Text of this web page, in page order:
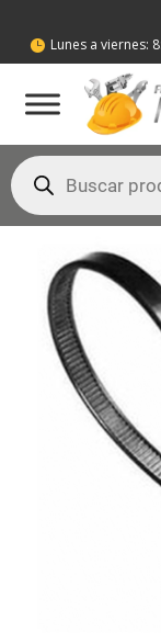
 Lunes a viernes:
Búsqueda
de
productos